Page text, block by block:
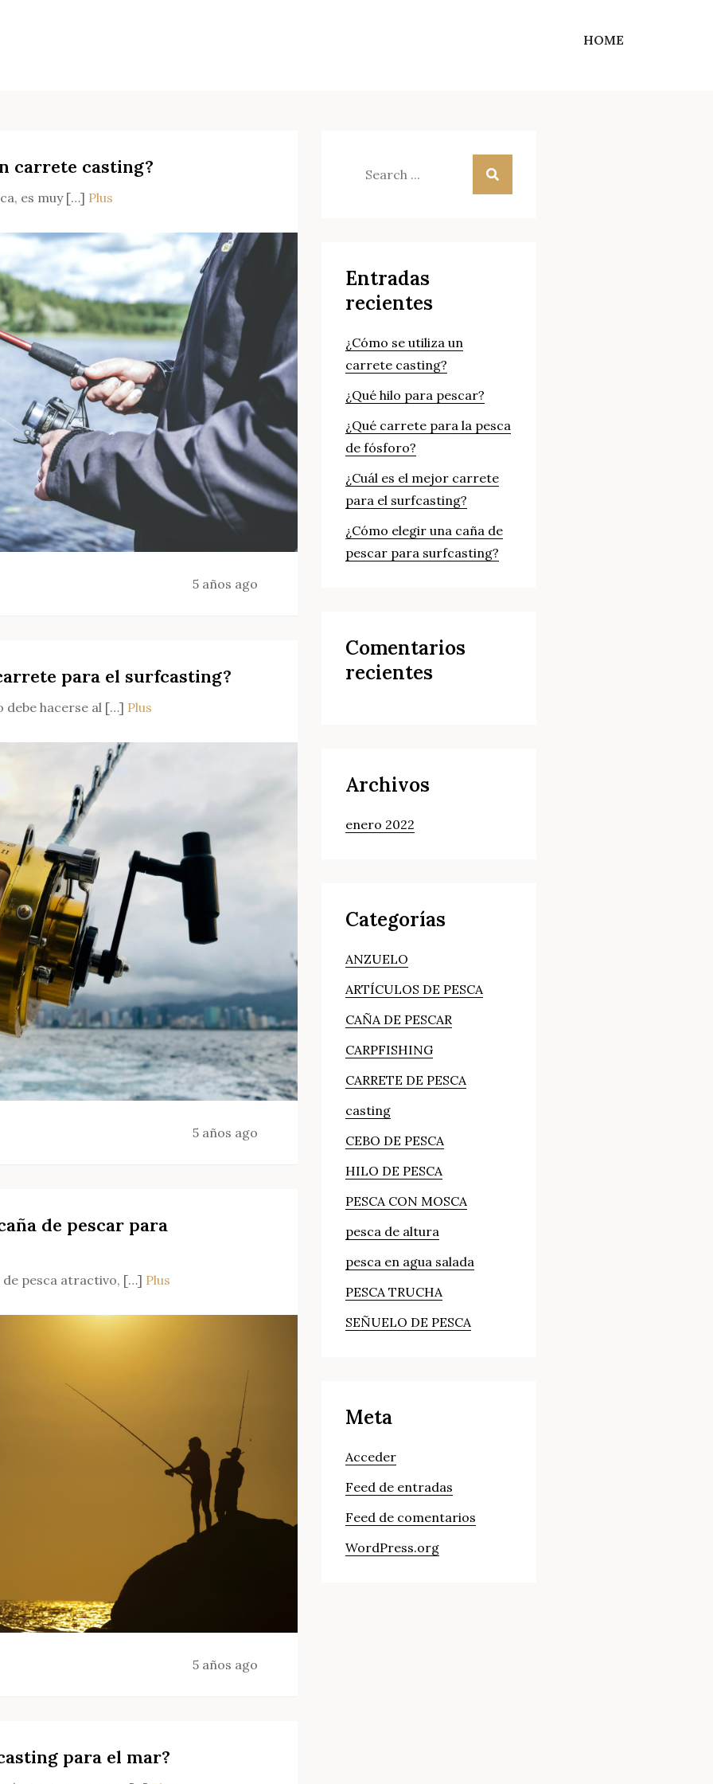
HOME
carrete casting?
es muy […] Plus
5 años ago
para el surfcasting?
debe hacerse al […] Plus
5 años ago
de pescar para
de pesca atractivo, […] Plus
5 años ago
para el mar?
Entradas
recientes
¿Cómo se utiliza un
carrete casting?
¿Qué hilo para pescar?
¿Qué carrete para la pesca
de fósforo?
¿Cuál es el mejor carrete
para el surfcasting?
¿Cómo elegir una caña de
pescar para surfcasting?
Comentarios
recientes
Archivos
enero 2022
Categorías
ANZUELO
ARTÍCULOS DE PESCA
CAÑA DE PESCAR
CARPFISHING
CARRETE DE PESCA
casting
CEBO DE PESCA
HILO DE PESCA
PESCA CON MOSCA
pesca de altura
pesca en agua salada
PESCA TRUCHA
SEÑUELO DE PESCA
Meta
Acceder
Feed de entradas
Feed de comentarios
WordPress.org